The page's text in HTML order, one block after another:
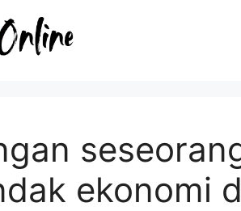
ekonomi